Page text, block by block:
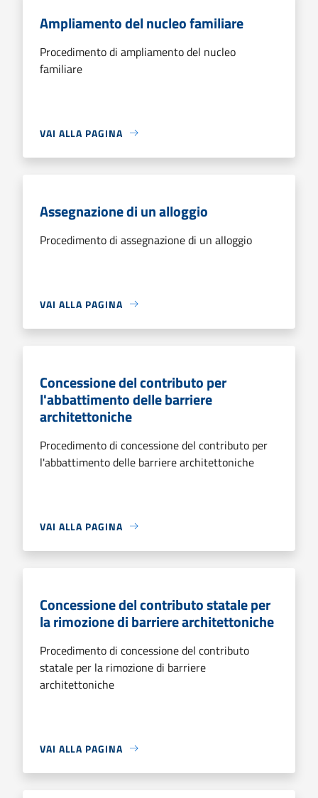
Ampliamento del nucleo familiare
Procedimento di ampliamento del nucleo
familiare
VAI ALLA PAGINA
Assegnazione di un alloggio
Procedimento di assegnazione di un alloggio
VAI ALLA PAGINA
Concessione del contributo per
l'abbattimento delle barriere
architettoniche
Procedimento di concessione del contributo per
l'abbattimento delle barriere architettoniche
VAI ALLA PAGINA
Concessione del contributo statale per
la rimozione di barriere architettoniche
Procedimento di concessione del contributo
statale per la rimozione di barriere
architettoniche
VAI ALLA PAGINA